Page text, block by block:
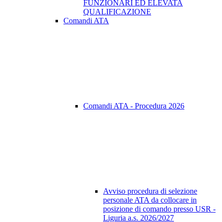
FUNZIONARI ED ELEVATA
QUALIFICAZIONE
Comandi ATA
Comandi ATA - Procedura 2026
Avviso procedura di selezione
personale ATA da collocare in
posizione di comando presso USR -
Liguria a.s. 2026/2027